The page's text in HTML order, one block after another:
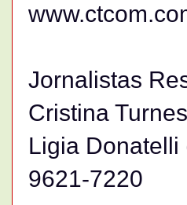
Jornalistas
Cristina
Ligia Donatelli
9621-7220